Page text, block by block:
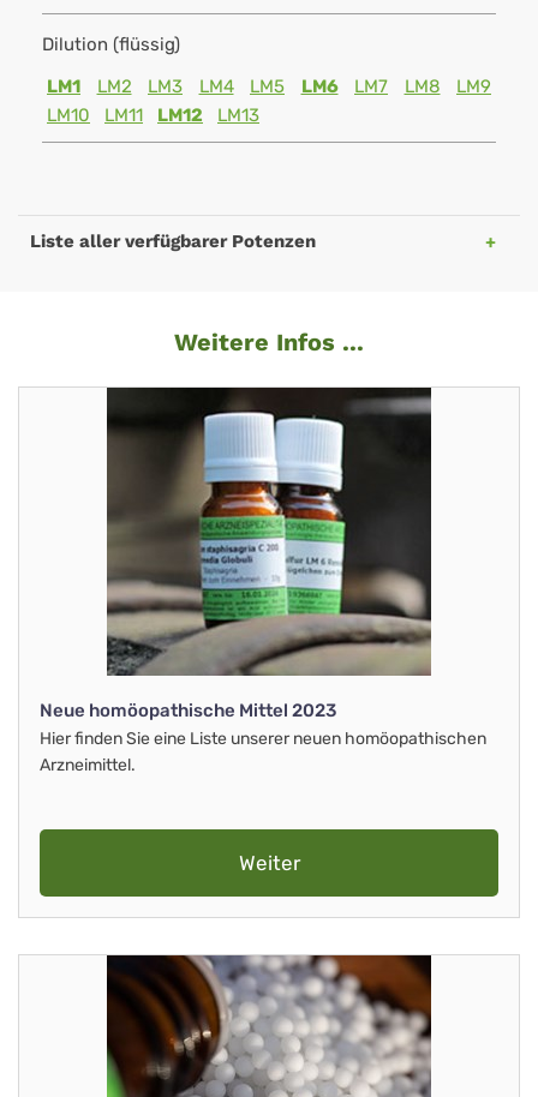
Dilution (flüssig)
LM1
LM2 LM3 LM4 LM5 LM6 LM7 LM8
LM9
LM10
LM11 LM12 LM13
Liste aller verfügbarer Potenzen
Weitere Infos ...
Neue homöopathische Mittel 2023
Hier finden Sie eine Liste unserer neuen homöopathischen
Arzneimittel.
Weiter